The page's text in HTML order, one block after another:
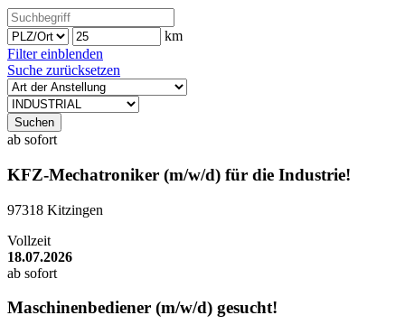
km
Filter einblenden
Suche zurücksetzen
Suchen
ab sofort
KFZ-Mechatroniker (m/w/d) für die Industrie!
97318 Kitzingen
Vollzeit
18.07.2026
ab sofort
Maschinenbediener (m/w/d) gesucht!